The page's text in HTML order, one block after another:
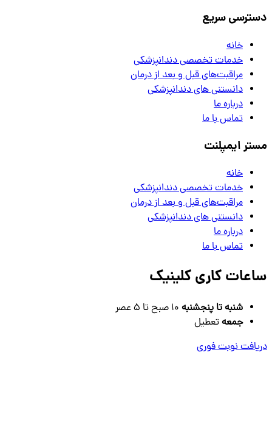
دسترسی سریع
خانه
خدمات تخصصی دندانپزشکی
مراقبت‌های قبل و بعد از درمان
دانستنی های دندانپزشکی
درباره ما
تماس با ما
مستر ایمپلنت
خانه
خدمات تخصصی دندانپزشکی
مراقبت‌های قبل و بعد از درمان
دانستنی های دندانپزشکی
درباره ما
تماس با ما
ساعات کاری کلینیک
شنبه تا پنجشنبه 10 صبح تا 5 عصر
جمعهتعطیل
دریافت نوبت فوری